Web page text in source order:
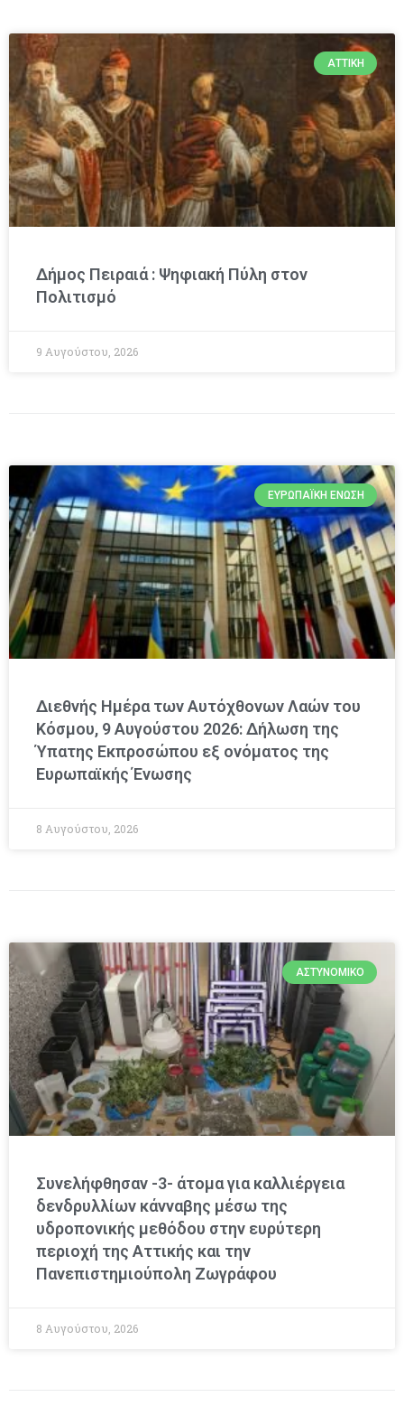
ΑΤΤΙΚΉ
Δήμος Πειραιά : Ψηφιακή Πύλη στον
Πολιτισμό
9 Αυγούστου, 2026
ΕΥΡΩΠΑΪΚΉ ΈΝΩΣΗ
Διεθνής Ημέρα των Αυτόχθονων Λαών του
Κόσμου, 9 Αυγούστου 2026: Δήλωση της
Ύπατης Εκπροσώπου εξ ονόματος της
Ευρωπαϊκής Ένωσης
8 Αυγούστου, 2026
ΑΣΤΥΝΟΜΙΚΌ
Συνελήφθησαν -3- άτομα για καλλιέργεια
δενδρυλλίων κάνναβης μέσω της
υδροπονικής μεθόδου στην ευρύτερη
περιοχή της Αττικής και την
Πανεπιστημιούπολη Ζωγράφου
8 Αυγούστου, 2026